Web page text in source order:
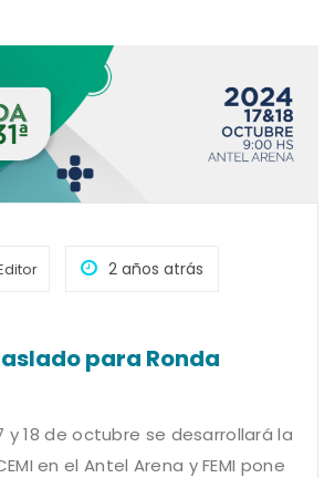
2 años atrás
para Ronda
y 18 de octubre se desarrollará la
en el Antel Arena y FEMI pone